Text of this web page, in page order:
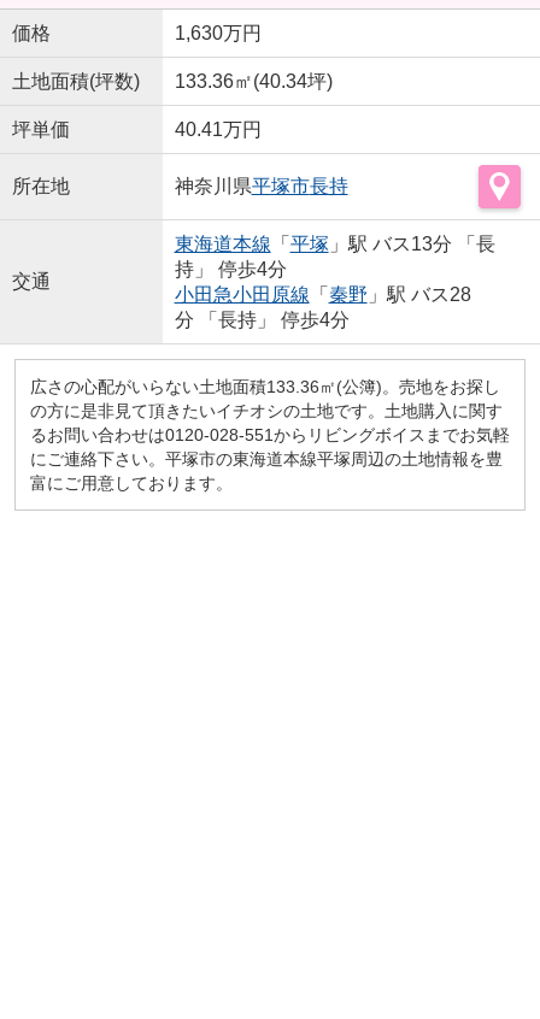
価格 1,630万円
土地面積(坪数) 133.36㎡(40.34坪)
坪単価 40.41万円
所在地 神奈川県平塚市長持
交通
東海道本線 「 平塚 」駅 バス13分 「長
持」 停歩4分
小田急小田原線 「 秦野 」駅 バス28
分 「長持」 停歩4分
広さの心配がいらない土地面積133.36㎡(公簿)。売地をお探し
の方に是非見て頂きたいイチオシの土地です。土地購入に関す
るお問い合わせは0120-028-551からリビングボイスまでお気軽
にご連絡下さい。平塚市の東海道本線平塚周辺の土地情報を豊
富にご用意しております。